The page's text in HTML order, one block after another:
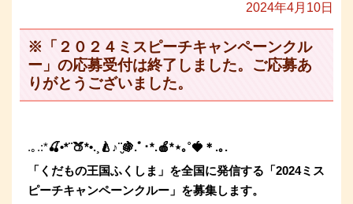
2024年4月10日
※「２０２４ミスピーチキャンペーンクル
ー」の応募受付は終了しました。ご応募あ
りがとうございました。
.｡ .:*🍒•*¨🍑*•.¸🍐 ♪¨̮🍇.ﾟ･*.🍎*⋆｡˚🍓 ＊ .｡.
「くだもの王国ふくしま」を全国に発信する「2024ミス
ピーチキャンペーンクルー」を募集します。